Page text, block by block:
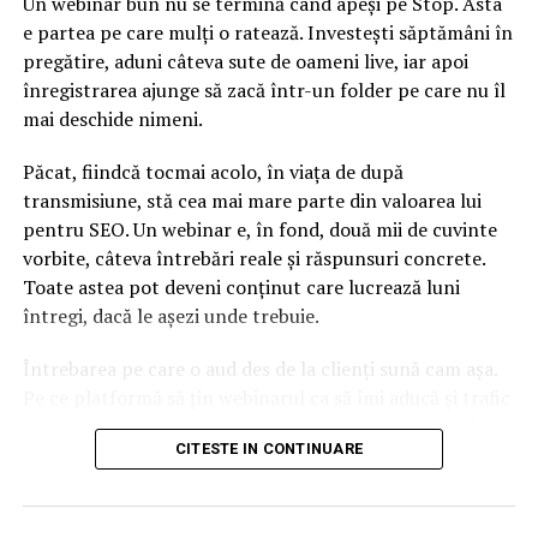
Dobre, Regional Creative Director McCann CEE &
Creative Director McCann România.
McCann Worldgroup România este agenţia care se
ghidează după principiul fondatorului său, Harry
McCann: „O agenţie se dezvoltă mai repede dacă se
concentrează mai degrabă pe creşterea business-ului
clienţilor săi.” McCann Erickson are relaţii de parteneriat
îndelungate cu unele dintre cele mai importante
companii de pe piată: The Coca-Cola Company, Mega
Image, Nestlé, Vodafone, L’Oréal, Mastercard Europe,
Heineken, Kandia Dulce, Dedeman. Din grupul de
comunicare McCann WorldGroup România fac parte
PR şi MRM//McCann România. La nivel internaţional,
este parte a McCann WorldGroup – una dintre cele mai
din 132 de tări.
e partea pe care mulți o ratează. Investești săptămâni în
pregătire, aduni câteva sute de oameni live, iar apoi
înregistrarea ajunge să zacă într-un folder pe care nu îl
mai deschide nimeni.
Păcat, fiindcă tocmai acolo, în viața de după
transmisiune, stă cea mai mare parte din valoarea lui
pentru SEO. Un webinar e, în fond, două mii de cuvinte
vorbite, câteva întrebări reale și răspunsuri concrete.
Toate astea pot deveni conținut care lucrează luni
întregi, dacă le așezi unde trebuie.
Întrebarea pe care o aud des de la clienți sună cam așa.
din Google, nu doar lead-uri pe moment? Răspunsul
scurt e că platforma contează, dar nu în felul în care
CITESTE IN CONTINUARE